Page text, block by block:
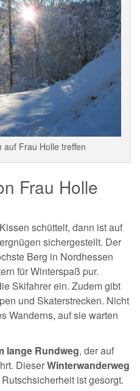
auf Frau Holle treffen
Frau Holle
schüttelt, dann ist auf
sichergestellt. Der
Berg in Nordhessen
für Winterspaß pur.
Skifahrer ein. Zudem gibt
und Skaterstrecken. Nicht
Wanderns, auf sie warten
lange Rundweg, der auf
DieserWinterwanderweg
ist gesorgt.